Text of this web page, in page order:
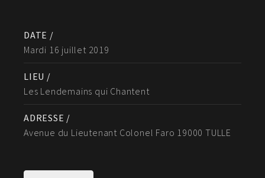
DATE /
Mardi 16 juillet 2019
LIEU /
Les Lendemains qui Chantent
ADRESSE /
Avenue du Lieutenant Colonel Faro 19000 TULLE